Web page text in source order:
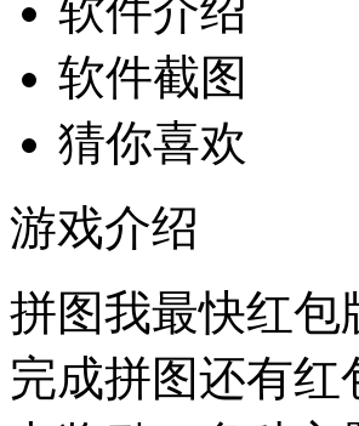
软件介绍
软件截图
猜你喜欢
游戏介绍
拼图我最快红包
完成拼图还有